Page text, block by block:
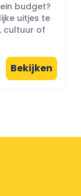
budget?
uitjes te
cultuur of
Bekijken